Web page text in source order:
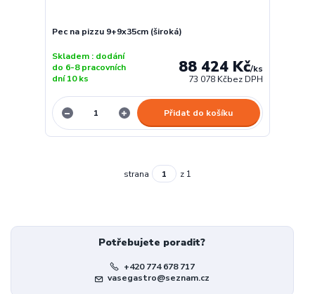
Pec na pizzu 9+9x35cm (široká)
88 424 Kč/ks
73 078 Kčbez DPH
Skladem : dodání
do 6-8 pracovních
dní 10 ks
Přidat do košíku
strana z 1
Potřebujete poradit?
+420 774 678 717
vasegastro@seznam.cz